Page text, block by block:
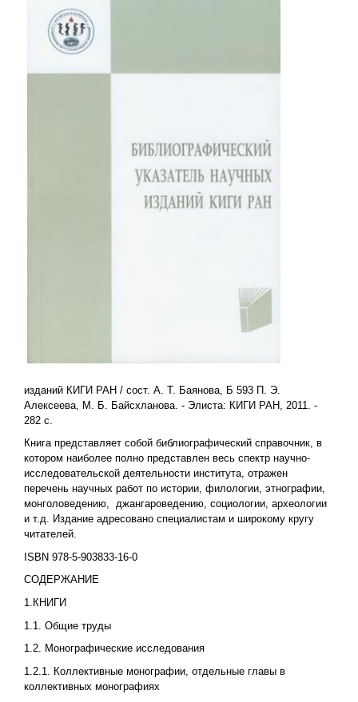
изданий КИГИ РАН / сост. А. Т. Баянова, Б 593 П. Э.
Алексеева, М. Б. Байсхланова. - Элиста: КИГИ РАН, 2011. -
282 с.
Книга представляет собой библиографический справочник, в
котором наиболее полно представлен весь спектр научно-
исследовательской деятельности института, отражен
перечень научных работ по истории, филологии, этнографии,
монголоведению, джангароведению, социологии, археологии
и т.д. Издание адресовано специалистам и широкому кругу
читателей.
ISBN 978-5-903833-16-0
СОДЕРЖАНИЕ
1.КНИГИ
1.1. Общие труды
1.2. Монографические исследования
1.2.1. Коллективные монографии, отдельные главы в
коллективных монографиях